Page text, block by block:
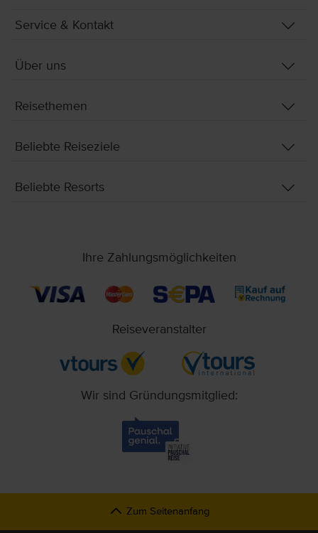
Service & Kontakt
Über uns
Reisethemen
Beliebte Reiseziele
Beliebte Resorts
Ihre Zahlungsmöglichkeiten
Reiseveranstalter
Wir sind Gründungsmitglied:
Zum Seitenanfang